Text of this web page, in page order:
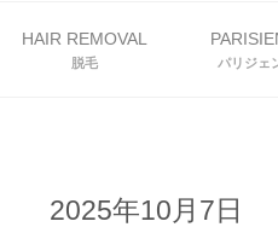
HAIR REMOVAL
脱毛 パリジェ
2025年10月7日